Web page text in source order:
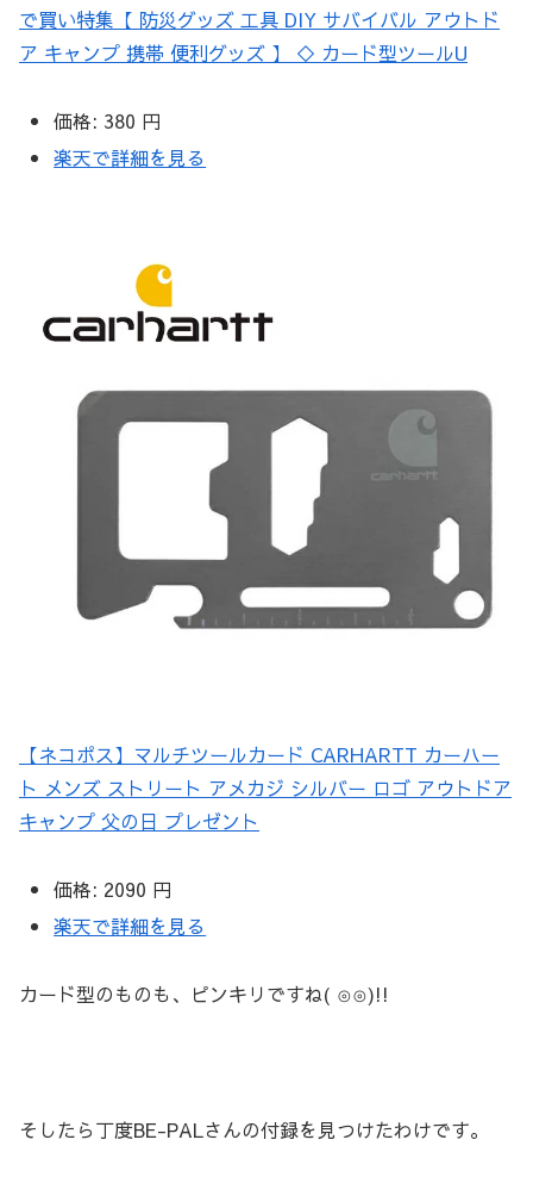
で買い特集【 防災グッズ 工具 DIY サバイバル アウトド
ア キャンプ 携帯 便利グッズ 】 ◇ カード型ツールU
価格: 380 円
楽天で詳細を見る
【ネコポス】マルチツールカード CARHARTT カーハー
ト メンズ ストリート アメカジ シルバー ロゴ アウトドア
キャンプ 父の日 プレゼント
価格: 2090 円
楽天で詳細を見る
カード型のものも、ピンキリですね( ⊙⊙)!!
そしたら丁度BE-PALさんの付録を見つけたわけです。